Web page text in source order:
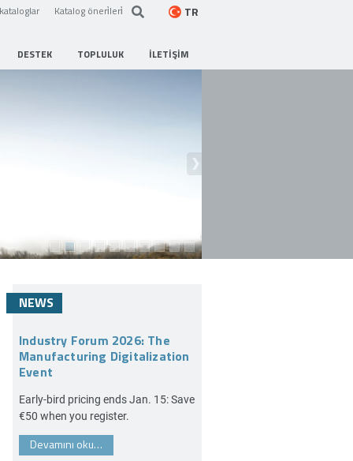
Katalog öneri̇leri̇ TR
DESTEK TOPLULUK İLETIŞIM
NEWS
Industry Forum 2026: The
Manufacturing Digitalization
Event
Early-bird pricing ends Jan. 15: Save
€50 when you register.
Devamını oku…